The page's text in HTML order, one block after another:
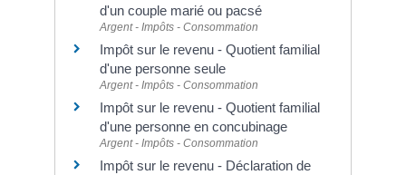
d'un couple marié ou pacsé
Argent - Impôts - Consommation
Impôt sur le revenu - Quotient familial
d'une personne seule
Argent - Impôts - Consommation
Impôt sur le revenu - Quotient familial
d'une personne en concubinage
Argent - Impôts - Consommation
Impôt sur le revenu - Déclaration de